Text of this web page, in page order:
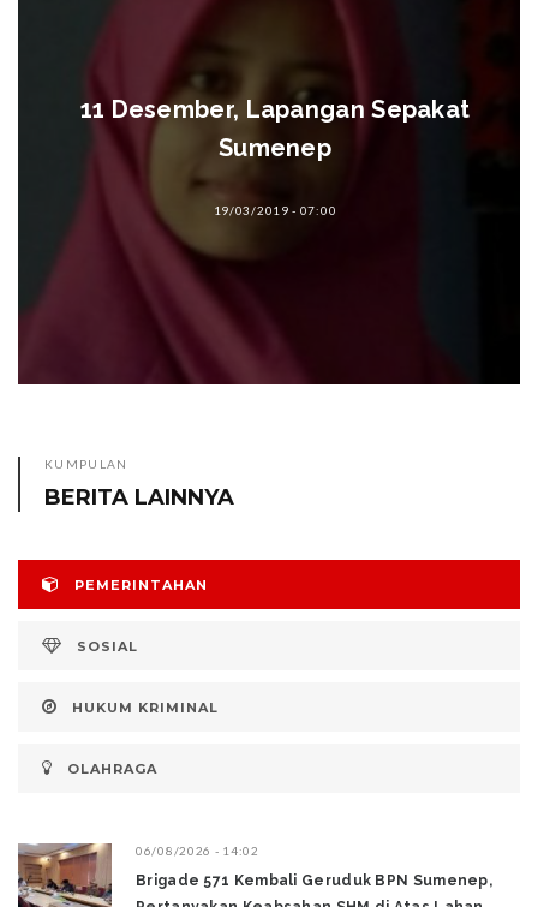
11 Desember, Lapangan Sepakat
Sumenep
19/03/2019 - 07:00
KUMPULAN
BERITA LAINNYA
PEMERINTAHAN
SOSIAL
HUKUM KRIMINAL
OLAHRAGA
06/08/2026 - 14:02
Brigade 571 Kembali Geruduk BPN Sumenep,